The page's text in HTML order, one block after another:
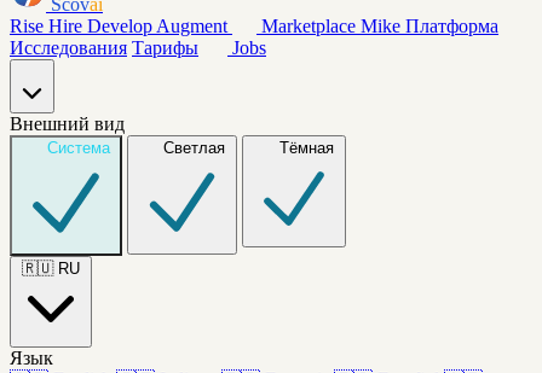
Scovai
Rise Hire Develop Augment Marketplace Mike Платформа
Исследования Тарифы Jobs
Внешний вид
Система Светлая Тёмная
🇷🇺 RU
Язык